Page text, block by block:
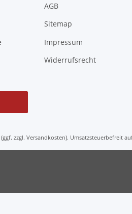
AGB
Sitemap
Impressum
Widerrufsrecht
zzgl. Versandkosten). Umsatzsteuerbefreit